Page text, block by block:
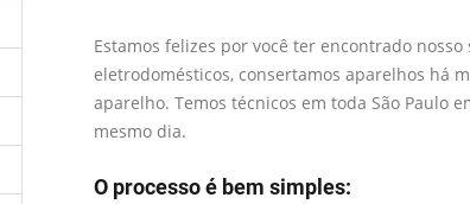
Estamos felizes por você ter encontrado
eletrodomésticos, consertamos aparelhos há
aparelho. Temos técnicos em toda São Paulo
mesmo dia.
O processo é bem simples: